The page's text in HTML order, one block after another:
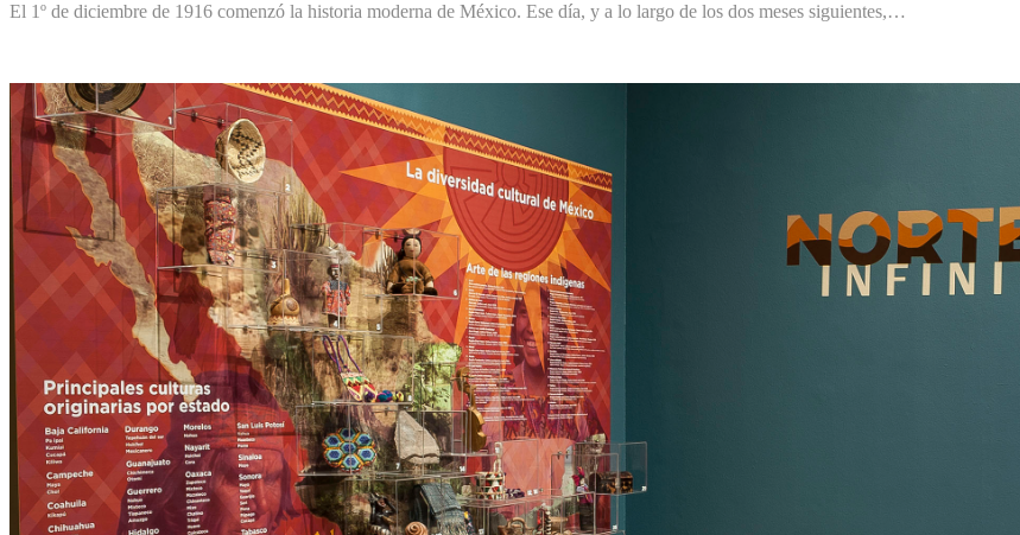
El 1º de diciembre de 1916 comenzó la historia moderna de México. Ese día, y a lo largo de los dos meses siguientes,…